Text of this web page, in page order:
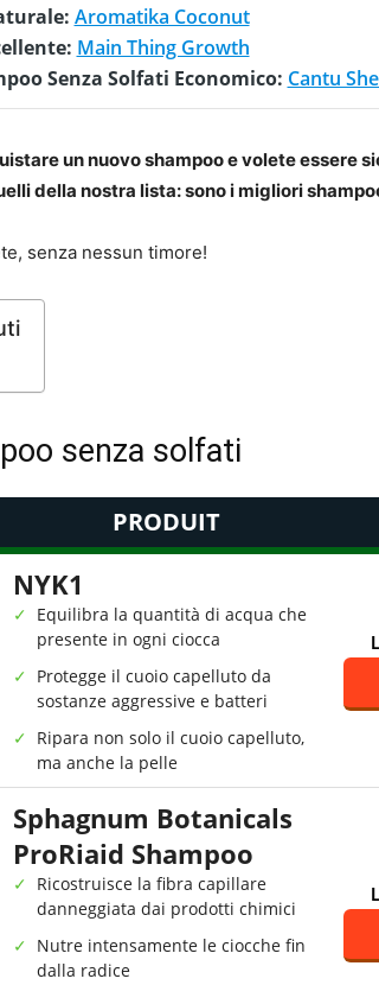
Aromatika Coconut
Main Thing Growth
Senza Solfati Economico: Cantu
un nuovo shampoo e volete essere
della nostra lista: sono i migliori
senza nessun timore!
senza solfati
PRODUIT
NYK1
Equilibra la quantità di acqua che
presente in ogni ciocca
Protegge il cuoio capelluto da
sostanze aggressive e batteri
Ripara non solo il cuoio capelluto,
ma anche la pelle
Sphagnum Botanicals
ProRiaid Shampoo
Ricostruisce la fibra capillare
danneggiata dai prodotti chimici
Nutre intensamente le ciocche fin
dalla radice